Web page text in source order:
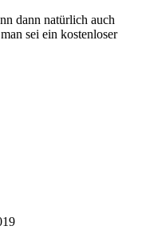
dann natürlich auch
sei ein kostenloser